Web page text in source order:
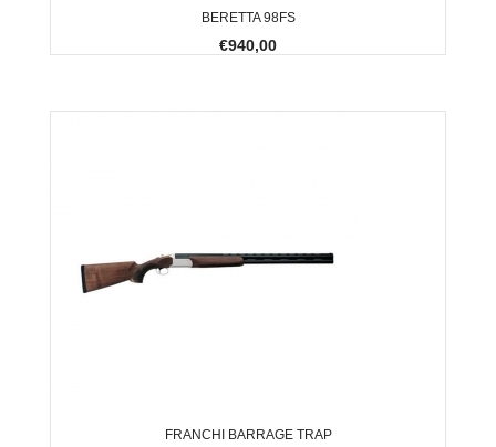
BERETTA 98FS
€940,00
FRANCHI BARRAGE TRAP